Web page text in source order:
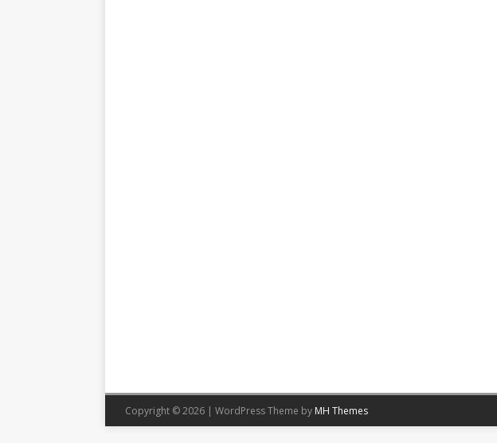
Copyright © 2026 | WordPress Theme by MH Themes